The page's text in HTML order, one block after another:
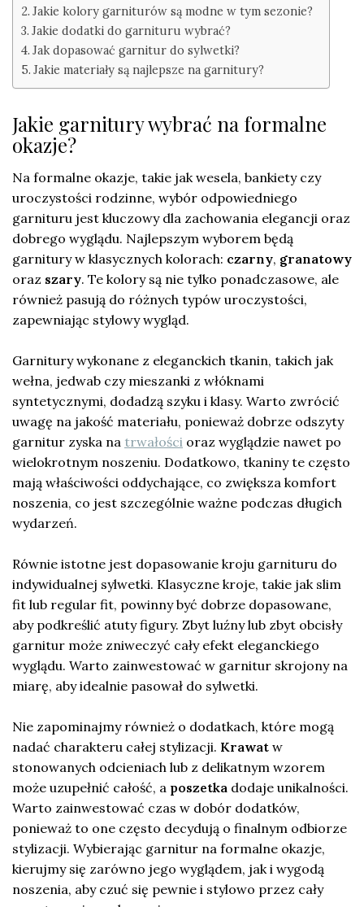
Jakie kolory garniturów są modne w tym sezonie?
Jakie dodatki do garnituru wybrać?
Jak dopasować garnitur do sylwetki?
Jakie materiały są najlepsze na garnitury?
Jakie garnitury wybrać na formalne
okazje?
Na formalne okazje, takie jak wesela, bankiety czy
uroczystości rodzinne, wybór odpowiedniego
garnituru jest kluczowy dla zachowania elegancji oraz
dobrego wyglądu. Najlepszym wyborem będą
garnitury w klasycznych kolorach: czarny, granatowy
oraz szary. Te kolory są nie tylko ponadczasowe, ale
również pasują do różnych typów uroczystości,
zapewniając stylowy wygląd.
Garnitury wykonane z eleganckich tkanin, takich jak
wełna, jedwab czy mieszanki z włóknami
syntetycznymi, dodadzą szyku i klasy. Warto zwrócić
uwagę na jakość materiału, ponieważ dobrze odszyty
garnitur zyska na trwałości oraz wyglądzie nawet po
wielokrotnym noszeniu. Dodatkowo, tkaniny te często
mają właściwości oddychające, co zwiększa komfort
noszenia, co jest szczególnie ważne podczas długich
wydarzeń.
Równie istotne jest dopasowanie kroju garnituru do
indywidualnej sylwetki. Klasyczne kroje, takie jak slim
fit lub regular fit, powinny być dobrze dopasowane,
aby podkreślić atuty figury. Zbyt luźny lub zbyt obcisły
garnitur może zniweczyć cały efekt eleganckiego
wyglądu. Warto zainwestować w garnitur skrojony na
miarę, aby idealnie pasował do sylwetki.
Nie zapominajmy również o dodatkach, które mogą
nadać charakteru całej stylizacji. Krawat w
stonowanych odcieniach lub z delikatnym wzorem
może uzupełnić całość, a poszetka dodaje unikalności.
Warto zainwestować czas w dobór dodatków,
ponieważ to one często decydują o finalnym odbiorze
stylizacji. Wybierając garnitur na formalne okazje,
kierujmy się zarówno jego wyglądem, jak i wygodą
noszenia, aby czuć się pewnie i stylowo przez cały